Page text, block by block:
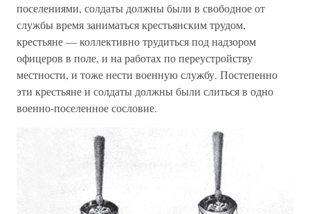
поселениями, солдаты должны были в свободное от
службы время заниматься крестьянским трудом,
крестьяне — коллективно трудиться под надзором
офицеров в поле, и на работах по переустройству
местности, и тоже нести военную службу. Постепенно
эти крестьяне и солдаты должны были слиться в одно
военно-поселенное сословие.